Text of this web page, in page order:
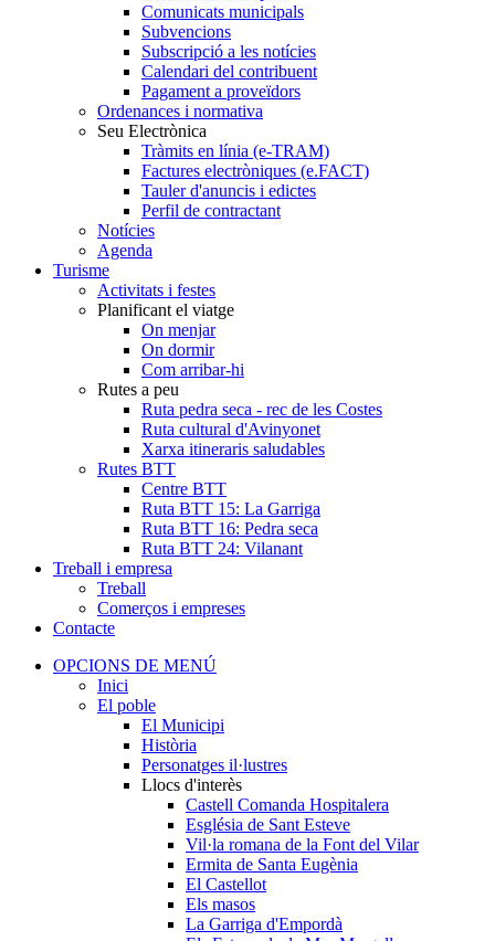
Comunicats municipals
Subvencions
Subscripció a les notícies
Calendari del contribuent
Pagament a proveïdors
Ordenances i normativa
Seu Electrònica
Tràmits en línia (e-TRAM)
Factures electròniques (e.FACT)
Tauler d'anuncis i edictes
Perfil de contractant
Notícies
Agenda
Turisme
Activitats i festes
Planificant el viatge
On menjar
On dormir
Com arribar-hi
Rutes a peu
Ruta pedra seca - rec de les Costes
Ruta cultural d'Avinyonet
Xarxa itineraris saludables
Rutes BTT
Centre BTT
Ruta BTT 15: La Garriga
Ruta BTT 16: Pedra seca
Ruta BTT 24: Vilanant
Treball i empresa
Treball
Comerços i empreses
Contacte
OPCIONS DE MENÚ
Inici
El poble
El Municipi
Història
Personatges il·lustres
Llocs d'interès
Castell Comanda Hospitalera
Església de Sant Esteve
Vil·la romana de la Font del Vilar
Ermita de Santa Eugènia
El Castellot
Els masos
La Garriga d'Empordà